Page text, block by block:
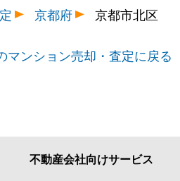
京都府 京都市北区
マンション売却・査定に戻る
不動産会社向けサービス